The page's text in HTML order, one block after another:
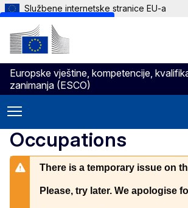
Skip to main content
Službene internetske stranice EU-a
Europske vještine, kompetencije,
zanimanja (ESCO)
Occupations
There is a temporary issue on
Please, try later. We apologise